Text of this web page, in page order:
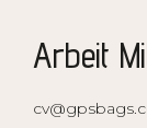
Arbeit